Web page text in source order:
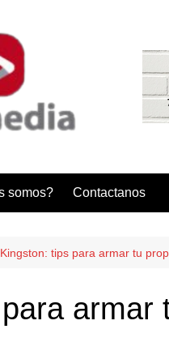
somos? Contactanos
Kingston: tips para armar tu
armar